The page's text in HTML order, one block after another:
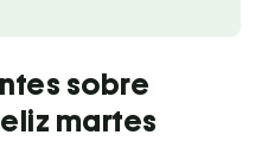
sobre
martes